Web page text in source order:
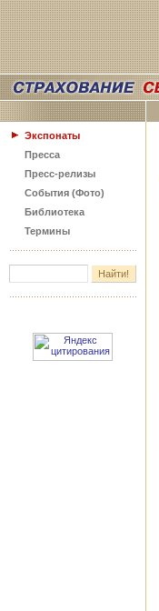
Экспонаты
Пресса
Пресс-релизы
События (Фото)
Библиотека
Термины